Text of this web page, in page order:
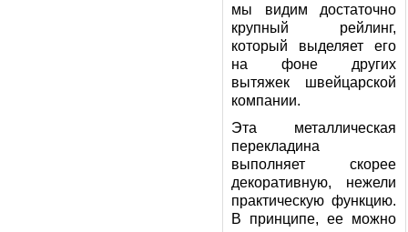
мы видим достаточно
крупный рейлинг,
который выделяет его
на фоне других
вытяжек швейцарской
компании.
Эта металлическая
перекладина
выполняет скорее
декоративную, нежели
практическую функцию.
В принципе, ее можно